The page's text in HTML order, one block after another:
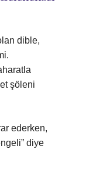
dible,
şöleni
ederken,
diye